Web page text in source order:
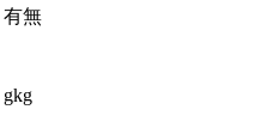
有無
gkg